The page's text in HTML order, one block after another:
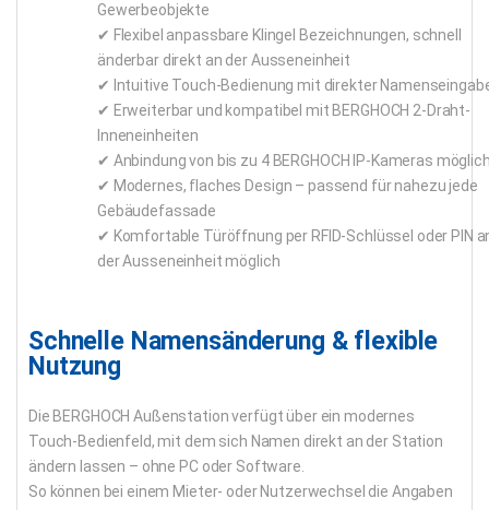
Gewerbeobjekte
✔ Flexibel anpassbare Klingel Bezeichnungen, schnell
änderbar direkt an der Ausseneinheit
✔ Intuitive Touch-Bedienung mit direkter
✔ Erweiterbar und kompatibel mit BERGHOCH 2-Draht-
Inneneinheiten
✔ Anbindung von bis zu 4 BERGHOCH IP-Kameras
✔ Modernes, flaches Design – passend für nahezu jede
Gebäudefassade
✔ Komfortable Türöffnung per RFID-Schlüssel oder PIN
der Ausseneinheit möglich
Schnelle Namensänderung & flexible
Nutzung
Die BERGHOCH Außenstation verfügt über ein modernes
Touch-Bedienfeld, mit dem sich Namen direkt an der Station
ändern lassen – ohne PC oder Software.
So können bei einem Mieter- oder Nutzerwechsel die Angaben